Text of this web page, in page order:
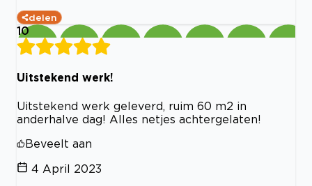
delen
10
Uitstekend werk!
Uitstekend werk geleverd, ruim 60 m2 in
anderhalve dag! Alles netjes achtergelaten!
Beveelt aan
4 April 2023